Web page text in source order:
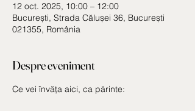
12 oct. 2025, 10:00 – 12:00
București, Strada Călușei 36, București
021355, România
Despre eveniment
Ce vei învăța aici, ca părinte: